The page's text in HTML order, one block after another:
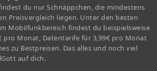
du nur Schnäppchen, die mindestens
Preisvergleich liegen. Unter den besten
Mobilfunkbereich findest du beispielsweise
pro Monat, Datentarife für 3,99€ pro Monat
zu Bestpreisen. Das alles und noch viel
auf dich.